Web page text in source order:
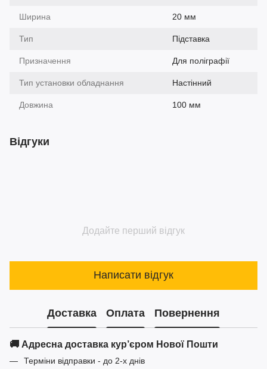
Ширина 20 мм
Тип Підставка
Призначення Для поліграфії
Тип установки обладнання Настінний
Довжина 100 мм
Відгуки
Додайте перший відгук
Написати відгук
Доставка Оплата Повернення
🚚 Адресна доставка кур’єром Нової Пошти
Терміни відправки - до 2-х днів